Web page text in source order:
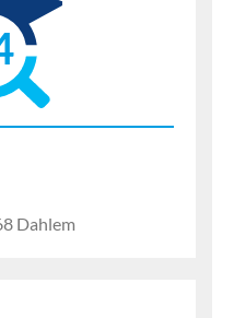
Dahlem